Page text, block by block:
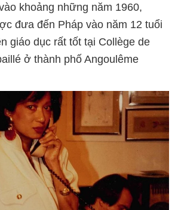
khoảng những năm 1960,
đưa đến Pháp vào năm 12 tuổi
giáo dục rất tốt tại Collège de
ở thành phố Angoulême